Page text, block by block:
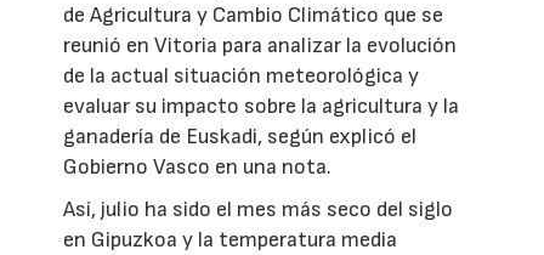
de Agricultura y Cambio Climático que se
reunió en Vitoria para analizar la evolución
de la actual situación meteorológica y
evaluar su impacto sobre la agricultura y la
ganadería de Euskadi, según explicó el
Gobierno Vasco en una nota.
Así, julio ha sido el mes más seco del siglo
en Gipuzkoa y la temperatura media